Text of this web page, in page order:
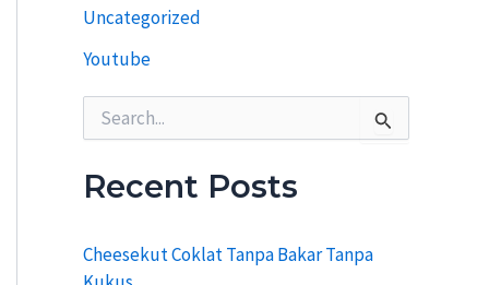
uUncategorized
Youtube
r
c
o
r
Recent Posts
Cheesekut Coklat Tanpa Bakar Tanpa